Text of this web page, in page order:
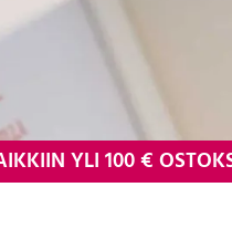
YLI 100 €